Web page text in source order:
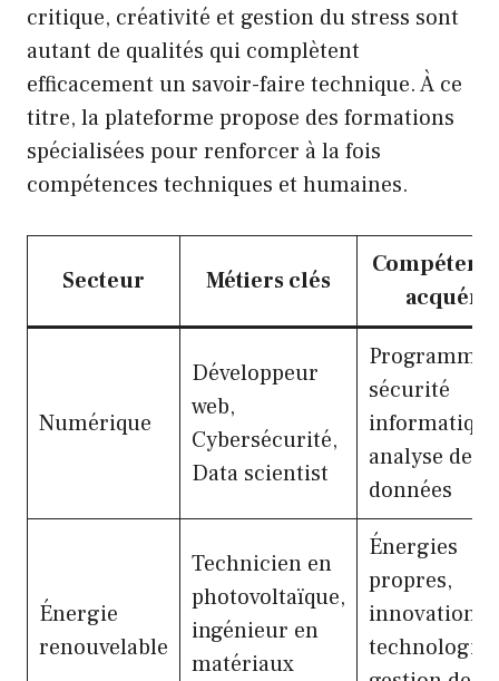
critique, créativité et gestion du stress sont
autant de qualités qui complètent
efficacement un savoir-faire technique. À ce
titre, la plateforme propose des formations
spécialisées pour renforcer à la fois
compétences techniques et humaines.
Secteur Métiers clés
acquérir
Numérique
Développeur
web,
Cybersécurité,
Data scientist
sécurité
analyse de
données
Énergie
renouvelable
Technicien en
photovoltaïque,
ingénieur en
matériaux
Énergies
propres,
innovation